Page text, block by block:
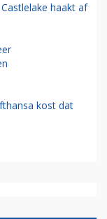
haakt af
kost dat